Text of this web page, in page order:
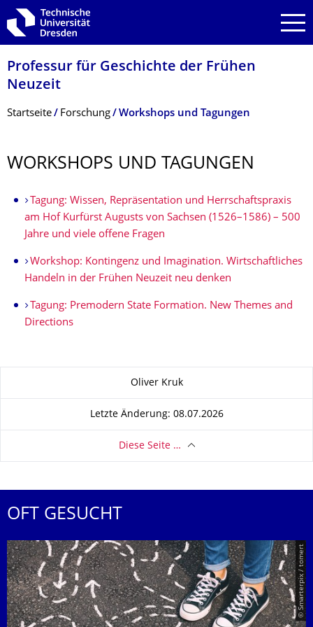
Zur Hauptnavigation springen
Zur Suche springen
Zum Inhalt springen
Professur für Geschichte der Frühen
Neuzeit
Breadcrumb-Menü
Startseite Forschung Workshops und Tagungen
WORKSHOPS UND TAGUNGEN
Tagung: Wissen, Repräsentation und Herrschaftspraxis
am Hof Kurfürst Augusts von Sachsen (1526–1586) – 500
Jahre und viele offene Fragen
Workshop: Kontingenz und Imagination. Wirtschaftliches
Handeln in der Frühen Neuzeit neu denken
Tagung: Premodern State Formation. New Themes and
Directions
Oliver Kruk
Letzte Änderung: 08.07.2026
Diese Seite …
OFT GESUCHT
© Smarterpix / tomert